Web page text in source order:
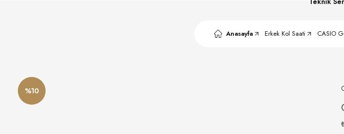
Anasayfa Erkek Kol Saati CASIO
%10